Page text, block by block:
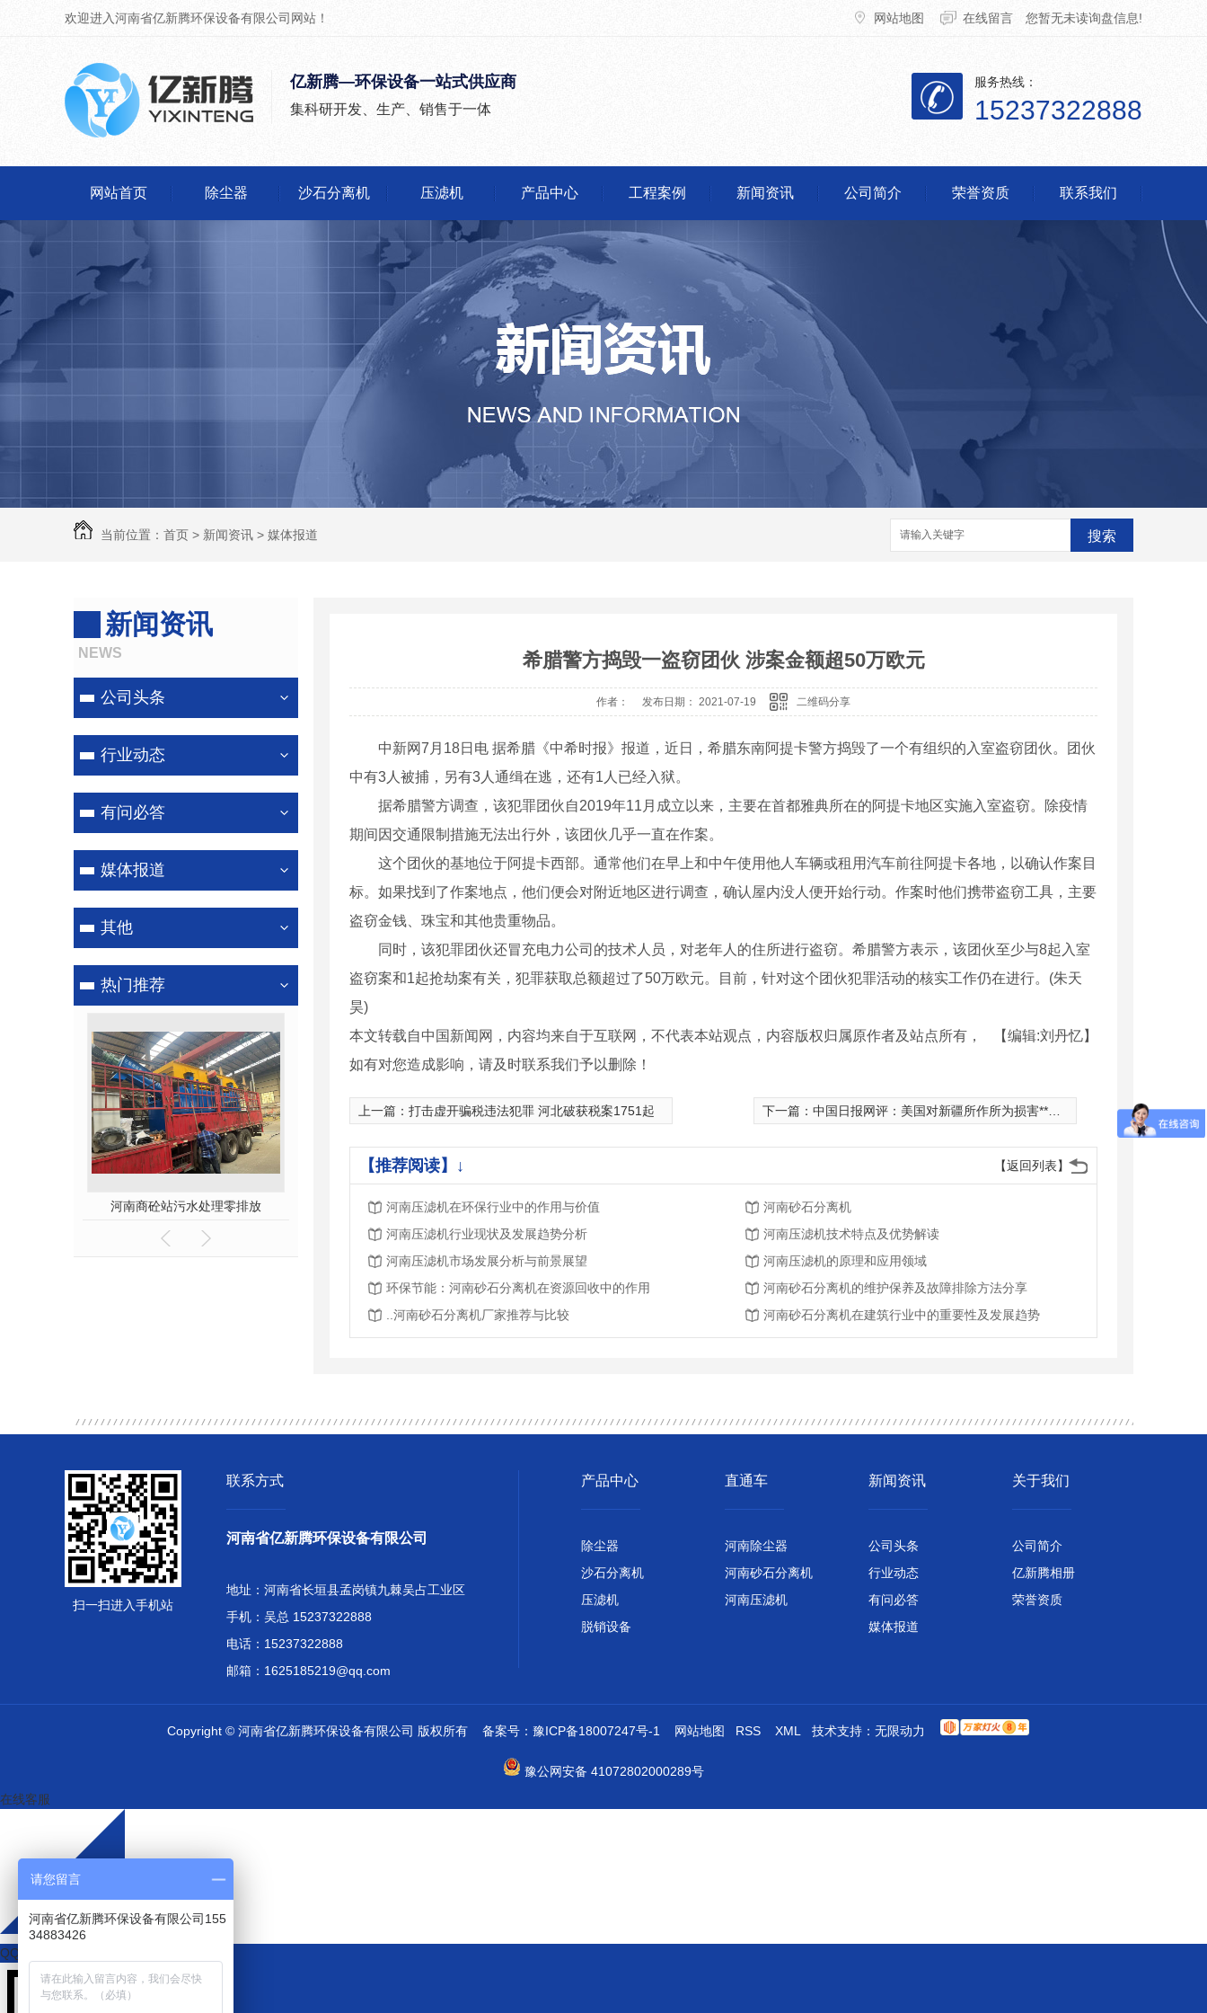
欢迎进入河南省亿新腾环保设备有限公司网站！ 您暂无未读询盘信息!
网站地图 在线留言
亿新腾—环保设备一站式供应商
集科研开发、生产、销售于一体
服务热线：
15237322888
网站首页 除尘器 沙石分离机 压滤机 产品中心
河南锅炉除尘器
河南除尘器
河南沙石分离机生产厂家
河南震动砂石分离机
河南砂石分离机价格
河南压滤机
河南脱销设备
洗轮机
工程案例 新闻资讯
行业动态
有问必答
媒体报道
公司简介 荣誉资质 联系我们
当前位置： 首页 > 新闻资讯 > 媒体报道 搜索
新闻资讯
NEWS
公司头条
行业动态
有问必答
媒体报道
其他
热门推荐
商砼站污水处理零排放 河南沙石分离机生产厂家 河南龙门洗车机生产厂家 除尘器
希腊警方捣毁一盗窃团伙 涉案金额超50万欧元
作者： 发布日期： 2021-07-19 二维码分享
中新网7月18日电 据希腊《中希时报》报道，近日，希腊东南阿提卡警方捣毁了一个有组织的入室盗窃团伙。团伙
中有3人被捕，另有3人通缉在逃，还有1人已经入狱。
据希腊警方调查，该犯罪团伙自2019年11月成立以来，主要在首都雅典所在的阿提卡地区实施入室盗窃。除疫情
期间因交通限制措施无法出行外，该团伙几乎一直在作案。
这个团伙的基地位于阿提卡西部。通常他们在早上和中午使用他人车辆或租用汽车前往阿提卡各地，以确认作案目
标。如果找到了作案地点，他们便会对附近地区进行调查，确认屋内没人便开始行动。作案时他们携带盗窃工具，主要
盗窃金钱、珠宝和其他贵重物品。
同时，该犯罪团伙还冒充电力公司的技术人员，对老年人的住所进行盗窃。希腊警方表示，该团伙至少与8起入室
盗窃案和1起抢劫案有关，犯罪获取总额超过了50万欧元。目前，针对这个团伙犯罪活动的核实工作仍在进行。(朱天
昊)
【编辑:刘丹忆】
本文转载自中国新闻网，内容均来自于互联网，不代表本站观点，内容版权归属原作者及站点所有，
如有对您造成影响，请及时联系我们予以删除！
上一篇： 打击虚开骗税违法犯罪 河北破获税案1751起 下一篇： 中国日报网评：美国对新疆所作所为损害**经济
【返回列表】
【推荐阅读】↓
河南压滤机在环保行业中的作用与价值
河南砂石分离机
河南压滤机行业现状及发展趋势分析
河南压滤机技术特点及优势解读
河南压滤机市场发展分析与前景展望
河南压滤机的原理和应用领域
环保节能：河南砂石分离机在资源回收中的作用
河南砂石分离机的维护保养及故障排除方法分享
..河南砂石分离机厂家推荐与比较
河南砂石分离机在建筑行业中的重要性及发展趋势
扫一扫进入手机站
联系方式
河南省亿新腾环保设备有限公司
地址：河南省长垣县孟岗镇九棘吴占工业区
手机：吴总 15237322888
电话：15237322888
邮箱：1625185219@qq.com
产品中心
除尘器
沙石分离机
压滤机
脱销设备
直通车
河南除尘器
河南砂石分离机
河南压滤机
新闻资讯
公司头条
行业动态
有问必答
媒体报道
关于我们
公司简介
亿新腾相册
荣誉资质
Copyright © 河南省亿新腾环保设备有限公司 版权所有 备案号： 豫ICP备18007247号-1 网站地图 RSS XML 技术支持： 无限动力
豫公网安备 41072802000289号
在线客服
QQ咨询
请您留言
河南省亿新腾环保设备有限公司155
34883426